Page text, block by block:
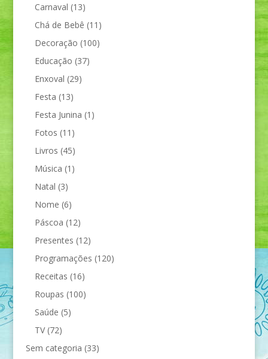
Carnaval (13)
Chá de Bebê (11)
Decoração (100)
Educação (37)
Enxoval (29)
Festa (13)
Festa Junina (1)
Fotos (11)
Livros (45)
Música (1)
Natal (3)
Nome (6)
Páscoa (12)
Presentes (12)
Programações (120)
Receitas (16)
Roupas (100)
Saúde (5)
TV(72)
Sem categoria (33)